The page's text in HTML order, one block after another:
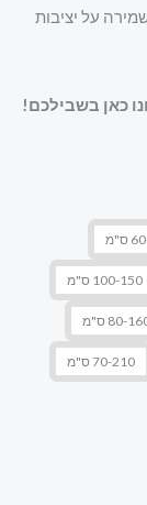
על יציבות
כאן בשבילכם!
ס"מ
100-150 ס"מ
160 ס"מ
70-210 ס"מ